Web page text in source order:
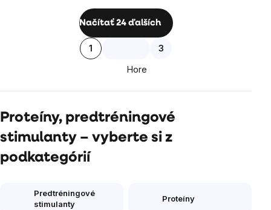
Ovládacie
výpisu
Načítať 24 ďalších
Stránkovanie
1 3
Hore
Proteíny, predtréningové
stimulanty – vyberte si z
podkategórií
Predtréningové
stimulanty
Proteíny